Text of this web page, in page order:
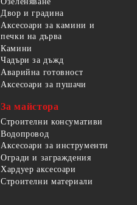
Двор и градина
Аксесоари за камини и
печки на дърва
Камини
Чадъри за дъжд
Аварийна готовност
Аксесоари за пушачи
За майстора
Строителни консумативи
Водопровод
Аксесоари за инструменти
Огради и заграждения
Хардуер аксесоари
Строителни материали